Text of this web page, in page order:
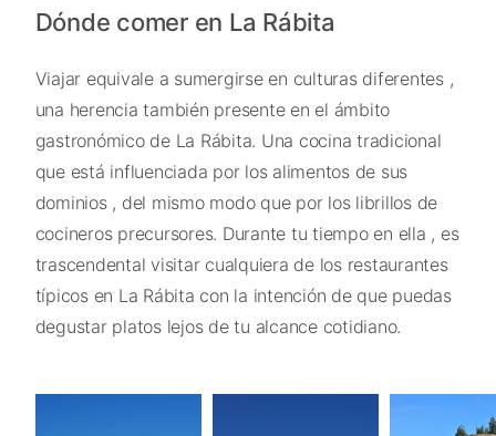
Dónde comer en La Rábita
Viajar equivale a sumergirse en culturas diferentes ,
una herencia también presente en el ámbito
gastronómico de La Rábita. Una cocina tradicional
que está influenciada por los alimentos de sus
dominios , del mismo modo que por los librillos de
cocineros precursores. Durante tu tiempo en ella , es
trascendental visitar cualquiera de los restaurantes
típicos en La Rábita con la intención de que puedas
degustar platos lejos de tu alcance cotidiano.